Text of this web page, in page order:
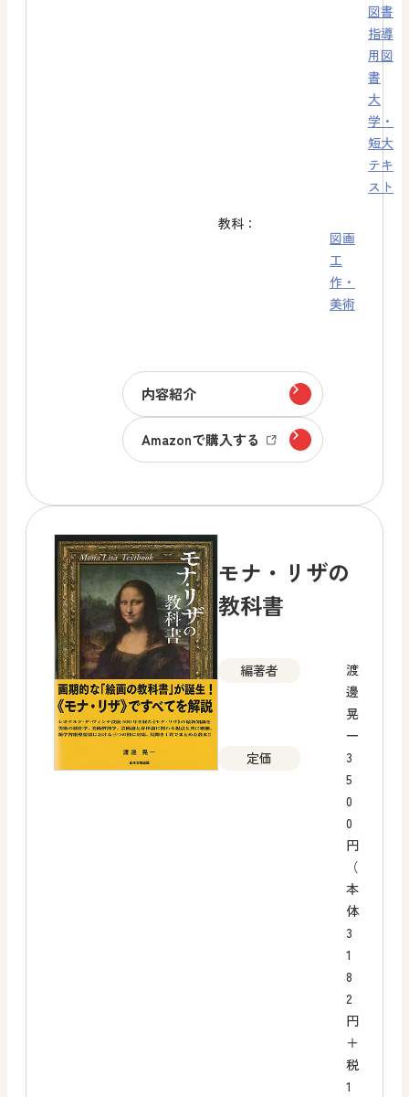
図書
指導
用図
書
大
学・
短大
テキ
スト
教科：
図画
工
作・
美術
内容紹介
Amazonで購入する
モナ・リザの
教科書
編著者
渡
邊
晃
一
定価
3
5
0
0
円
（
本
体
3
1
8
2
円
＋
税
1